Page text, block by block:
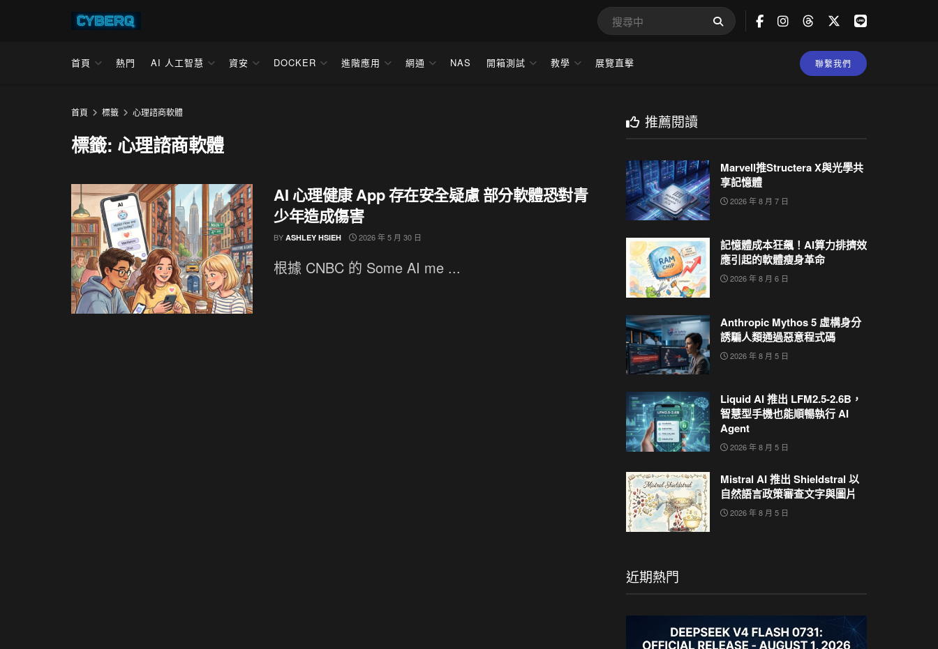
首頁 熱門 AI 人工智慧 資安 DOCKER 進階應用 網通 NAS 開箱測試 教學 展覽直擊 聯繫我們
首頁 標籤 心理諮商軟體
標籤: 心理諮商軟體
AI 心理健康 App 存在安全疑慮 部分軟體恐對青
少年造成傷害
BY ASHLEY HSIEH 2026 年 5 月 30 日
根據 CNBC 的 Some AI me ...
推薦閱讀
Marvell推Structera X與光學共
享記憶體
2026 年 8 月 7 日
記憶體成本狂飆！AI算力排擠效
應引起的軟體瘦身革命
2026 年 8 月 6 日
Anthropic Mythos 5 虛構身分
誘騙人類通過惡意程式碼
2026 年 8 月 5 日
Liquid AI 推出 LFM2.5-2.6B，
智慧型手機也能順暢執行 AI
Agent
2026 年 8 月 5 日
Mistral AI 推出 Shieldstral 以
自然語言政策審查文字與圖片
2026 年 8 月 5 日
近期熱門